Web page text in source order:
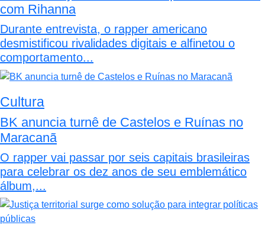
com Rihanna
Durante entrevista, o rapper americano
desmistificou rivalidades digitais e alfinetou o
comportamento...
Cultura
BK anuncia turnê de Castelos e Ruínas no
Maracanã
O rapper vai passar por seis capitais brasileiras
para celebrar os dez anos de seu emblemático
álbum,...